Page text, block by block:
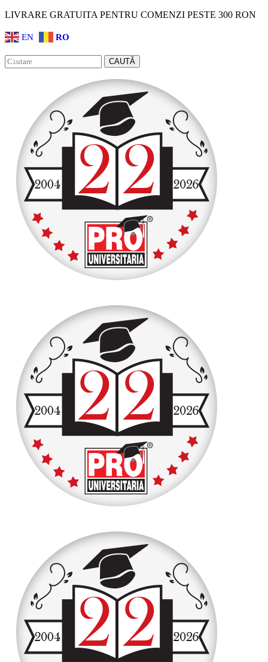
LIVRARE GRATUITA PENTRU COMENZI PESTE 300 RON
EN RO
CAUTĂ